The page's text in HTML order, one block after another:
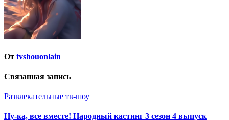
От tvshouonlain
Связанная запись
Развлекательные тв-шоу
Ну-ка, все вместе! Народный кастинг 3 сезон 4 выпуск